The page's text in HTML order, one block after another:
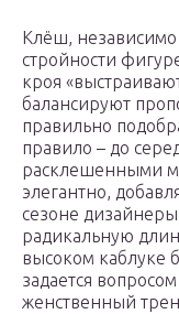
Клёш, независимо
стройности
кроя
балансируют
правильно
правило – до
расклешенными
элегантно,
сезоне
радикальную
высоком каблуке
задается
женственный